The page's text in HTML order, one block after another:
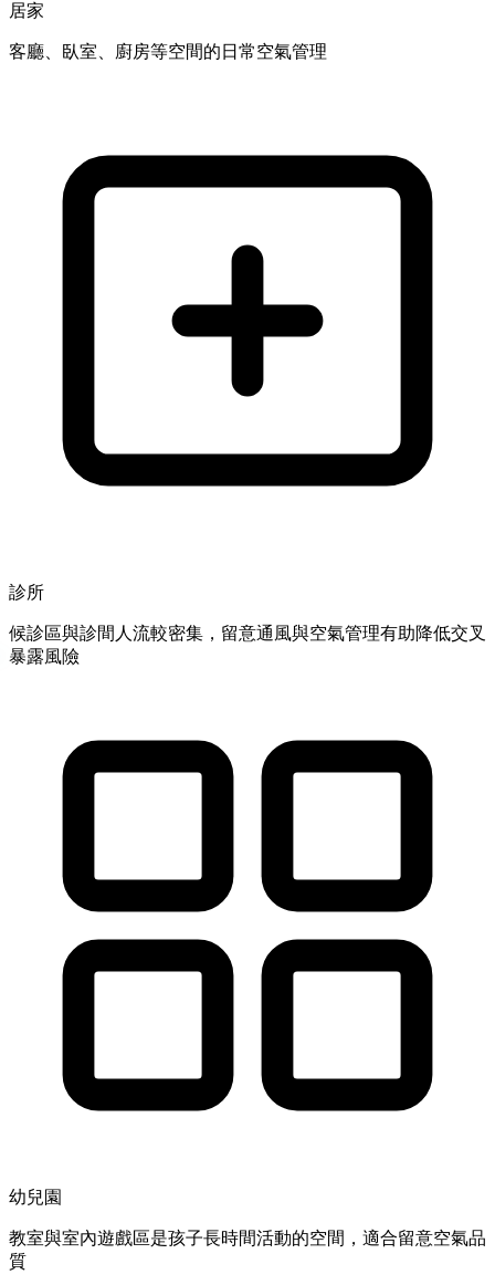
居家
客廳、臥室、廚房等空間的日常空氣管理
診所
候診區與診間人流較密集，留意通風與空氣管理有助降低交叉
暴露風險
幼兒園
教室與室內遊戲區是孩子長時間活動的空間，適合留意空氣品
質